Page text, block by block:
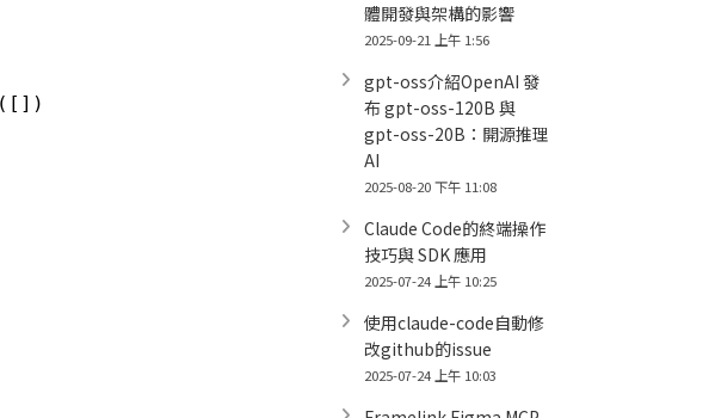
體開發與架構的影響
2025-09-21 上午 1:56
gpt-oss介紹OpenAI 發
布 gpt-oss-120B 與
gpt-oss-20B：開源推理
AI
2025-08-20 下午 11:08
Claude Code的終端操作
技巧與 SDK 應用
2025-07-24 上午 10:25
使用claude-code自動修
改github的issue
2025-07-24 上午 10:03